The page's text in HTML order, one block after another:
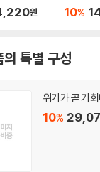
원
락
10%
의 특별 구성
위기가 곧 기
10%